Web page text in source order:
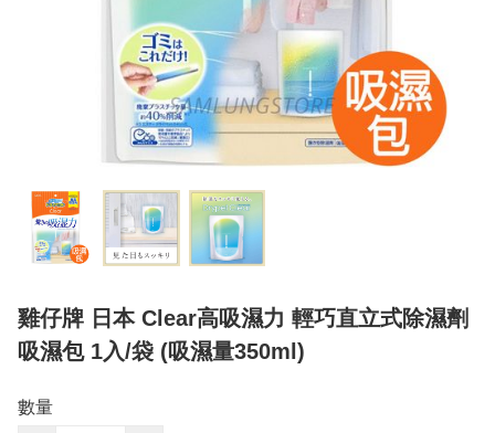
雞仔牌 日本 Clear高吸濕力 輕巧直立式除濕劑
吸濕包 1入/袋 (吸濕量350ml)
數量